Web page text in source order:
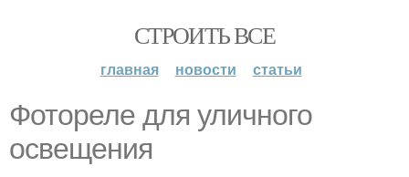
СТРОИТЬ ВСЕ
главная новости статьи
Фотореле для уличного
освещения